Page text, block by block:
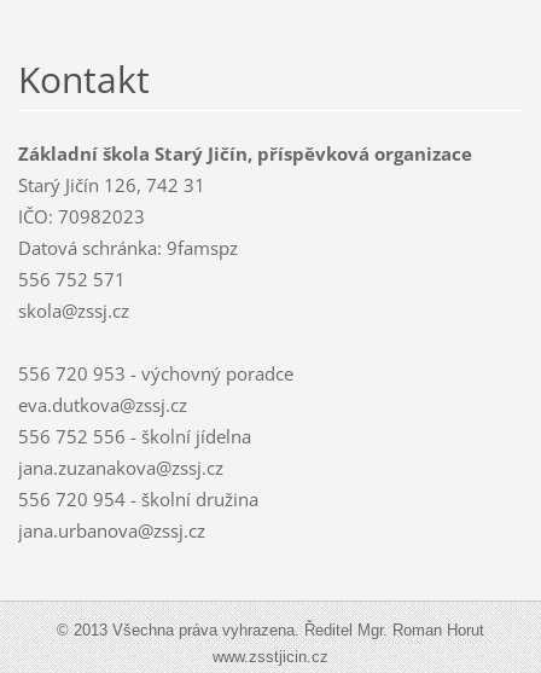
Kontakt
Základní škola Starý Jičín, příspěvková organizace
Starý Jičín 126, 742 31
IČO: 70982023
Datová schránka: 9famspz
556 752 571
skola@zssj.cz
556 720 953 - výchovný poradce
eva.dutkova@zssj.cz
556 752 556 - školní jídelna
jana.zuzanakova@zssj.cz
556 720 954 - školní družina
jana.urbanova@zssj.cz
© 2013 Všechna práva vyhrazena. Ředitel Mgr. Roman Horut
www.zsstjicin.cz